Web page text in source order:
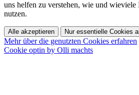
uns helfen zu verstehen, wie und wieviele
nutzen.
Alle akzeptieren Nur essentielle Cookies
Mehr über die genutzten Cookies erfahren
Cookie optin by Olli machts